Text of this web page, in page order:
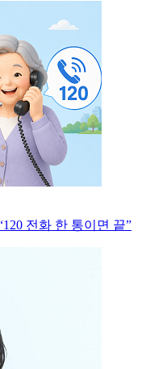
전화 한 통이면 끝”